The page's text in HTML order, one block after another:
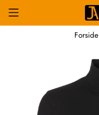
Forside